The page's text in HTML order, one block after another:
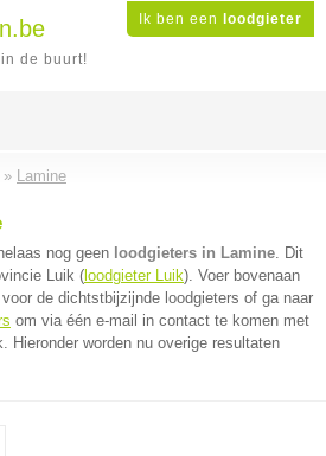
Ik ben een loodgieter
de buurt!
» Lamine
nog geen loodgieters in Lamine. Dit
Luik ( loodgieter Luik). Voer bovenaan
de dichtstbijzijnde loodgieters of ga naar
om via één e-mail in contact te komen met
Hieronder worden nu overige resultaten